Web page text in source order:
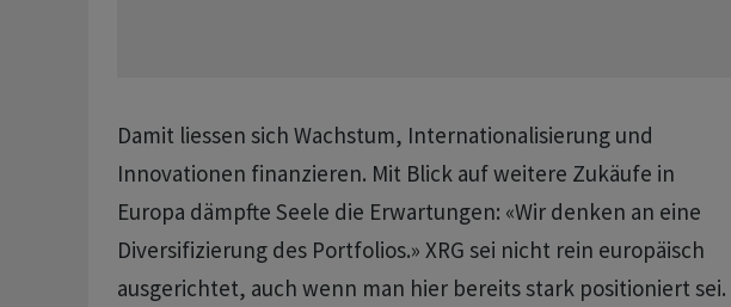
Damit liessen sich Wachstum, Internationalisierung und
Innovationen finanzieren. Mit Blick auf weitere Zukäufe in
Europa dämpfte Seele die Erwartungen: «Wir denken an eine
Diversifizierung des Portfolios.» XRG sei nicht rein europäisch
‌ausgerichtet, auch wenn man hier bereits stark positioniert sei.